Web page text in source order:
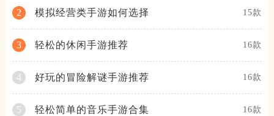
2 模拟经营类手游如何选择 15款
3 轻松的休闲手游推荐 16款
4 好玩的冒险解谜手游推荐 16款
5 轻松简单的音乐手游合集 16款